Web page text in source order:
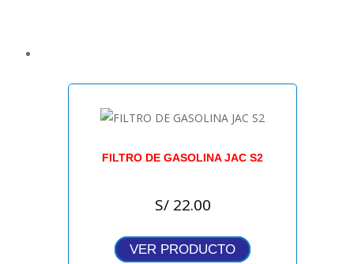
FILTRO DE GASOLINA JAC S2
S/22.00
VER PRODUCTO